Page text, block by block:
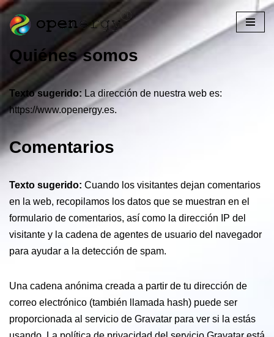
Saltar
al
contenido
Quiénes somos
Texto sugerido: La dirección de nuestra web es:
https://www.openergy.es.
Comentarios
Texto sugerido: Cuando los visitantes dejan comentarios
en la web, recopilamos los datos que se muestran en el
formulario de comentarios, así como la dirección IP del
visitante y la cadena de agentes de usuario del navegador
para ayudar a la detección de spam.
Una cadena anónima creada a partir de tu dirección de
correo electrónico (también llamada hash) puede ser
proporcionada al servicio de Gravatar para ver si la estás